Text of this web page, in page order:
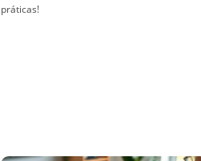
práticas!